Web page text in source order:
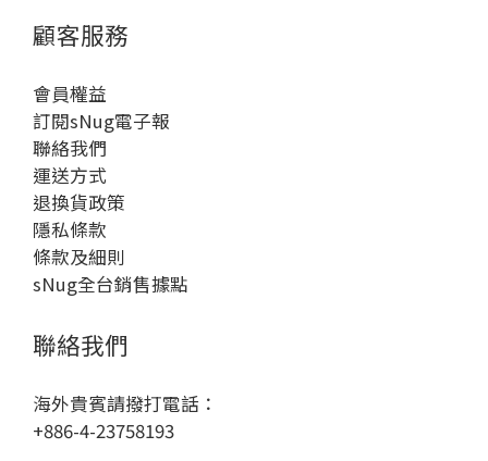
顧客服務
會員權益
訂閱sNug電子報
聯絡我們
運送方式
退換貨政策
隱私條款
條款及細則
sNug全台銷售據點
聯絡我們
海外貴賓請撥打電話：
+886-4-23758193